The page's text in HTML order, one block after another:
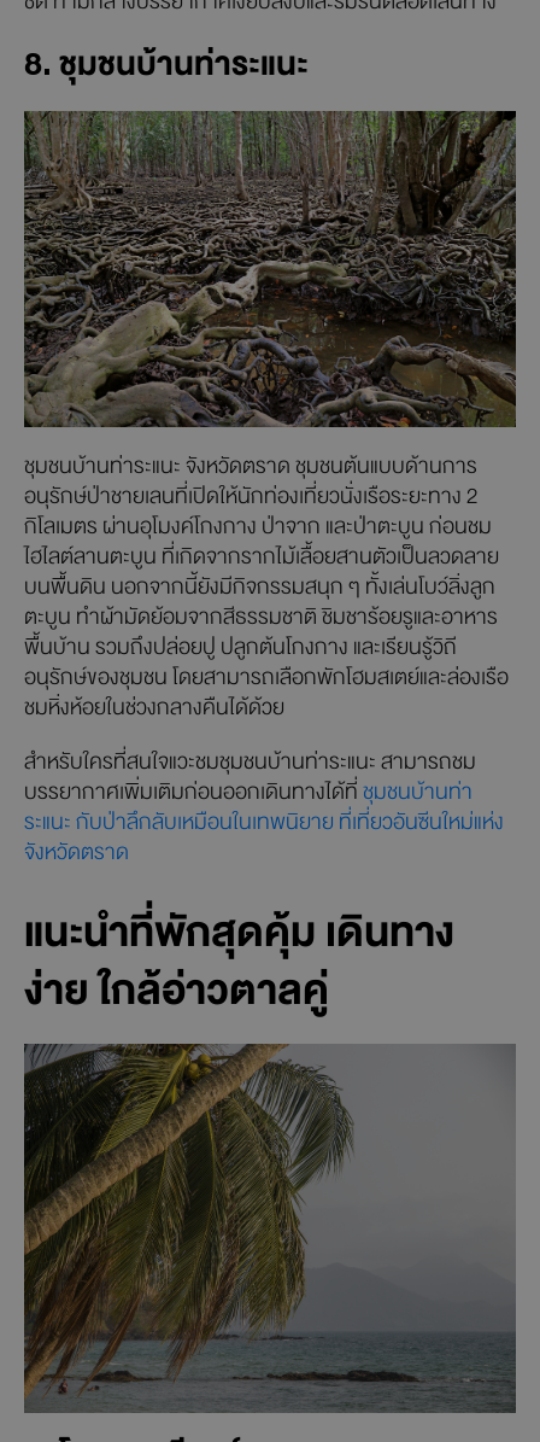
8. ชุมชนบ้านท่าระแนะ
ชุมชนบ้านท่าระแนะ จังหวัดตราด ชุมชนต้นแบบด้านการ
อนุรักษ์ป่าชายเลนที่เปิดให้นักท่องเที่ยวนั่งเรือระยะทาง 2
กิโลเมตร ผ่านอุโมงค์โกงกาง ป่าจาก และป่าตะบูน ก่อนชม
ไฮไลต์ลานตะบูน ที่เกิดจากรากไม้เลื้อยสานตัวเป็นลวดลาย
บนพื้นดิน นอกจากนี้ยังมีกิจกรรมสนุก ๆ ทั้งเล่นโบว์ลิ่งลูก
ตะบูน ทำผ้ามัดย้อมจากสีธรรมชาติ ชิมชาร้อยรูและอาหาร
พื้นบ้าน รวมถึงปล่อยปู ปลูกต้นโกงกาง และเรียนรู้วิถี
อนุรักษ์ของชุมชน โดยสามารถเลือกพักโฮมสเตย์และล่องเรือ
ชมหิ่งห้อยในช่วงกลางคืนได้ด้วย
สำหรับใครที่สนใจแวะชมชุมชนบ้านท่าระแนะ สามารถชม
บรรยากาศเพิ่มเติมก่อนออกเดินทางได้ที่ชุมชนบ้านท่า
ระแนะ กับป่าลึกลับเหมือนในเทพนิยาย ที่เที่ยวอันซีนใหม่แห่ง
จังหวัดตราด
แนะนำที่พักสุดคุ้ม เดินทาง
ง่าย ใกล้อ่าวตาลคู่